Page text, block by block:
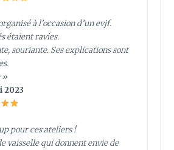
à l’occasion d’un evjf.
étaient ravies.
souriante. Ses explications sont
»
2023
pour ces ateliers !
vaisselle qui donnent envie de